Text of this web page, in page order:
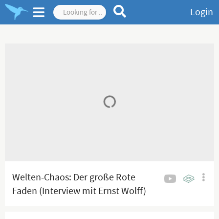
Login
Welten-Chaos: Der große Rote
Faden (Interview mit Ernst Wolff)